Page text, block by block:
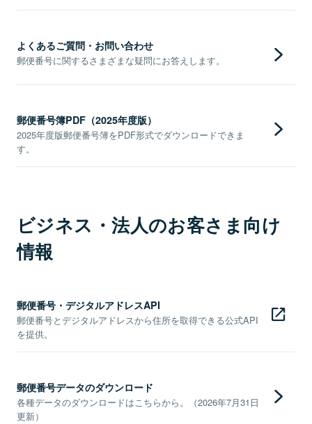
よくあるご質問・お問い合わせ
郵便番号に関するさまざまな疑問にお答えします。
郵便番号簿PDF（2025年度版）
2025年度版郵便番号簿をPDF形式でダウンロードできま
す。
ビジネス・法人のお客さま向け
情報
郵便番号・デジタルアドレスAPI
郵便番号とデジタルアドレスから住所を取得できる公式API
を提供。
郵便番号データのダウンロード
各種データのダウンロードはこちらから。（2026年7月31日
更新）